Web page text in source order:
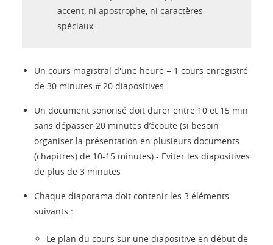
accent, ni apostrophe, ni caractères
spéciaux
Un cours magistral d'une heure = 1 cours enregistré
de 30 minutes # 20 diapositives
Un document sonorisé doit durer entre 10 et 15 min
sans dépasser 20 minutes d’écoute (si besoin
organiser la présentation en plusieurs documents
(chapitres) de 10-15 minutes) - Eviter les diapositives
de plus de 3 minutes
Chaque diaporama doit contenir les 3 éléments
suivants :
Le plan du cours sur une diapositive en début de